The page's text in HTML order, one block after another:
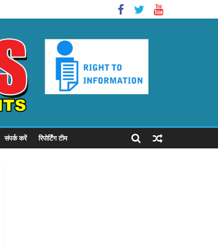
संपर्क करें रिपोर्टिंग टीम